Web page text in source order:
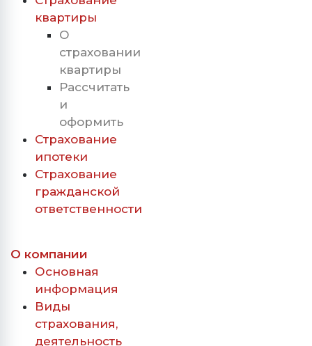
квартиры
О
страховании
квартиры
Рассчитать
и
оформить
Страхование
ипотеки
Страхование
гражданской
ответственности
О компании
Основная
информация
Виды
страхования,
деятельность